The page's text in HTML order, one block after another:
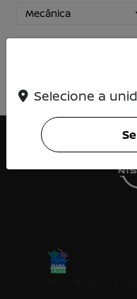
Mecânica
Selecione a